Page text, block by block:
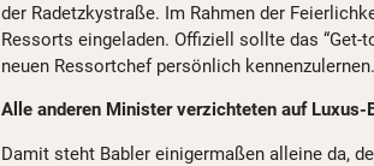
der Radetzkystraße. Im Rahmen der
Ressorts eingeladen. Offiziell sollte das “Get-
neuen Ressortchef persönlich kennenzulernen.
Alle anderen Minister verzichteten auf Luxus-
Damit steht Babler einigermaßen alleine da,